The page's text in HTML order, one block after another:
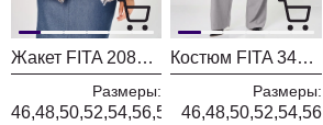
Жакет FITA 20803 бежевый + деним
Размеры:
46,48,50,52,54,56,58,60,62
Костюм FITA 3402 серо-бежевый
Размеры:
46,48,50,52,54,56